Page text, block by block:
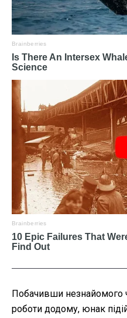
Побачивши незнайомого
роботи додому, юнак